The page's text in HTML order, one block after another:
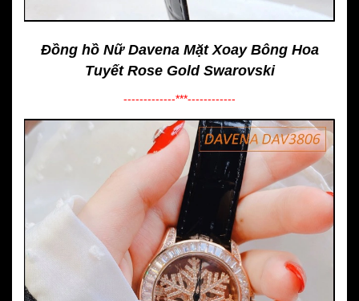
Đồng hồ Nữ Davena Mặt Xoay Bông Hoa
Tuyết Rose Gold Swarovski
-------------***------------